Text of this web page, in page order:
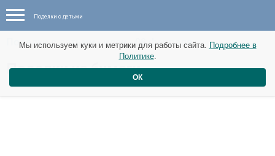
Поделки с детьми
Поделки с детьми - идеи - 06 февраля
Поделки из бумаги.
Мы используем куки и метрики для работы сайта. Подробнее в
Политике.
ОК